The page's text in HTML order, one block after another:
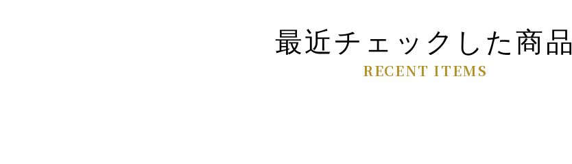
最近チェックした商品
RECENT ITEMS